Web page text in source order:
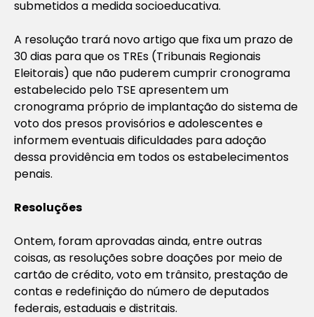
submetidos a medida socioeducativa.
A resolução trará novo artigo que fixa um prazo de
30 dias para que os TREs (Tribunais Regionais
Eleitorais) que não puderem cumprir cronograma
estabelecido pelo TSE apresentem um
cronograma próprio de implantação do sistema de
voto dos presos provisórios e adolescentes e
informem eventuais dificuldades para adoção
dessa providência em todos os estabelecimentos
penais.
Resoluções
Ontem, foram aprovadas ainda, entre outras
coisas, as resoluções sobre doações por meio de
cartão de crédito, voto em trânsito, prestação de
contas e redefinição do número de deputados
federais, estaduais e distritais.